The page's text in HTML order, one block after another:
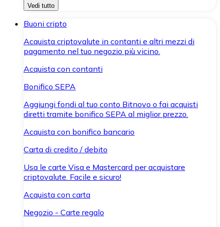
Vedi tutto
Buoni cripto
Acquista criptovalute in contanti e altri mezzi di
pagamento nel tuo negozio più vicino.
Acquista con contanti
Bonifico SEPA
Aggiungi fondi al tuo conto Bitnovo o fai acquisti
diretti tramite bonifico SEPA al miglior prezzo.
Acquista con bonifico bancario
Carta di credito / debito
Usa le carte Visa e Mastercard per acquistare
criptovalute. Facile e sicuro!
Acquista con carta
Negozio - Carte regalo